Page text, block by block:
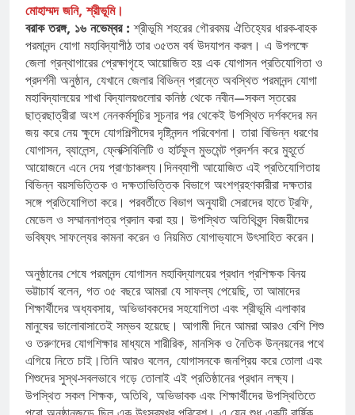
মোহাম্মদ জনি, শ্রীভূমি।
বরাক তরঙ্গ, ১৬ নভেম্বর : শ্রীভূমি শহরের গৌরবময় ঐতিহ্যের ধারক-বাহক
পরমানন্দ যোগা মহাবিদ্যাপীঠ তার ৩৫তম বর্ষ উদযাপন করল। এ উপলক্ষে
জেলা গ্রন্থাগারের প্রেক্ষাগৃহে আয়োজিত হয় এক যোগাসন প্রতিযোগিতা ও
প্রদর্শনী অনুষ্ঠান, যেখানে জেলার বিভিন্ন প্রান্তে অবস্থিত পরমানন্দ যোগা
মহাবিদ্যালয়ের শাখা বিদ্যালয়গুলোর কনিষ্ঠ থেকে নবীন—সকল স্তরের
ছাত্রছাত্রীরা অংশ নেনকর্মসূচির সূচনার পর থেকেই উপস্থিত দর্শকদের মন
জয় করে নেয় ক্ষুদে যোগশিল্পীদের দৃষ্টিনন্দন পরিবেশনা। তারা বিভিন্ন ধরণের
যোগাসন, ব্যালেন্স, ফ্লেক্সিবিলিটি ও হার্টফুল মুভমেন্ট প্রদর্শন করে মুহূর্তে
আয়োজনে এনে দেয় প্রাণচাঞ্চল্য।দিনব্যাপী আয়োজিত এই প্রতিযোগিতায়
বিভিন্ন বয়সভিত্তিক ও দক্ষতাভিত্তিক বিভাগে অংশগ্রহণকারীরা দক্ষতার
সঙ্গে প্রতিযোগিতা করে। পরবর্তীতে বিভাগ অনুযায়ী সেরাদের হাতে ট্রফি,
মেডেল ও সম্মাননাপত্র প্রদান করা হয়। উপস্থিত অতিথিবৃন্দ বিজয়ীদের
ভবিষ্যৎ সাফল্যের কামনা করেন ও নিয়মিত যোগাভ্যাসে উৎসাহিত করেন।
অনুষ্ঠানের শেষে পরমানন্দ যোগাসন মহাবিদ্যালয়ের প্রধান প্রশিক্ষক বিনয়
ভট্টাচার্য বলেন, গত ৩৫ বছরে আমরা যে সাফল্য পেয়েছি, তা আমাদের
শিক্ষার্থীদের অধ্যবসায়, অভিভাবকদের সহযোগিতা এবং শ্রীভূমি এলাকার
মানুষের ভালোবাসাতেই সম্ভব হয়েছে। আগামী দিনে আমরা আরও বেশি শিশু
ও তরুণদের যোগশিক্ষার মাধ্যমে শারীরিক, মানসিক ও নৈতিক উন্নয়নের পথে
এগিয়ে নিতে চাই।তিনি আরও বলেন, যোগাসনকে জনপ্রিয় করে তোলা এবং
শিশুদের সুস্থ-সবলভাবে গড়ে তোলাই এই প্রতিষ্ঠানের প্রধান লক্ষ্য।
উপস্থিত সকল শিক্ষক, অতিথি, অভিভাবক এবং শিক্ষার্থীদের উপস্থিতিতে